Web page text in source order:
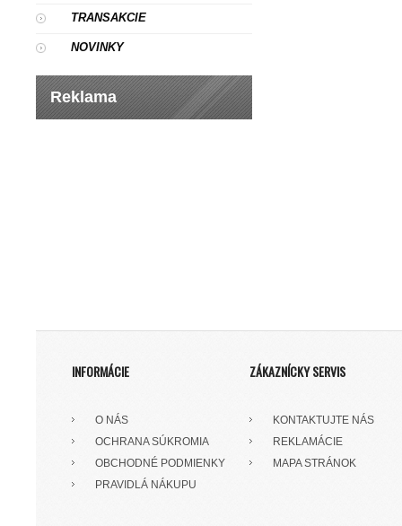
TRANSAKCIE
NOVINKY
Reklama
INFORMÁCIE
O NÁS
OCHRANA SÚKROMIA
OBCHODNÉ PODMIENKY
PRAVIDLÁ NÁKUPU
ZÁKAZNÍCKY SERVIS
KONTAKTUJTE NÁS
REKLAMÁCIE
MAPA STRÁNOK